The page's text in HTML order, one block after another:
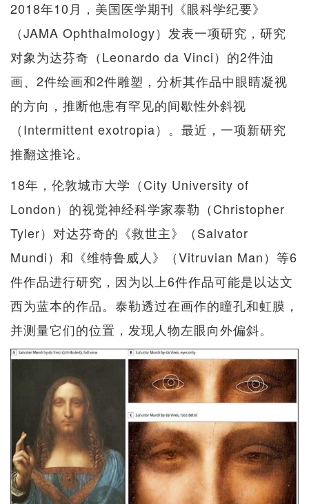
2018年10月，美国医学期刊《眼科学纪要》
（JAMA Ophthalmology）发表一项研究，研究
对象为达芬奇（Leonardo da Vinci）的2件油
画、2件绘画和2件雕塑，分析其作品中眼睛凝视
的方向，推断他患有罕见的间歇性外斜视
（Intermittent exotropia）。最近，一项新研究
推翻这推论。
18年，伦敦城市大学（City University of
London）的视觉神经科学家泰勒（Christopher
Tyler）对达芬奇的《救世主》（Salvator
Mundi）和《维特鲁威人》（Vitruvian Man）等6
件作品进行研究，因为以上6件作品可能是以达文
西为蓝本的作品。泰勒透过在画作的瞳孔和虹膜，
并测量它们的位置，发现人物左眼向外偏斜。